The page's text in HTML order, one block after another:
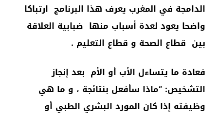
الدامجة في المغرب يعرف هذا البرنامج ارتباكا
واضحا يعود لعدة أسباب منها ضبابية العلاقة
بين قطاع الصحة و قطاع التعليم .
فعادة ما يتساءل الأب أو الأم بعد إنجاز
التشخيص: “ماذا سأفعل بنتائجة ، و ما هي
وظيفته إذا كان المورد البشري الطبي أو